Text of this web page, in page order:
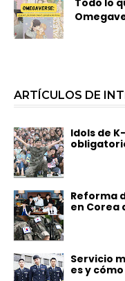
Todo lo
ARTÍCULOS DE
Idols de
Reforma
en Corea
Servicio
es y